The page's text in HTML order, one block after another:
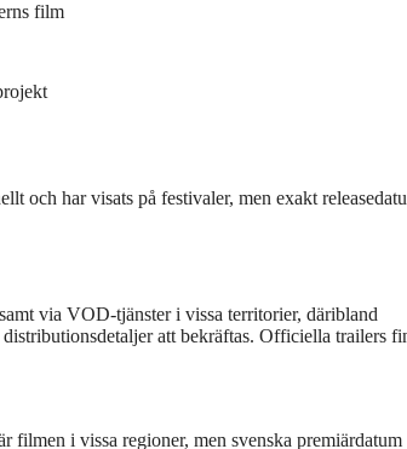
film
och har visats på festivaler, men exakt
via VOD-tjänster i vissa territorier, däribland
att bekräftas. Officiella trailers
i vissa regioner, men svenska premiärdatum